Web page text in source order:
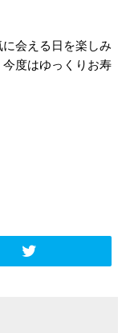
会える日を楽しみ
度はゆっくりお寿